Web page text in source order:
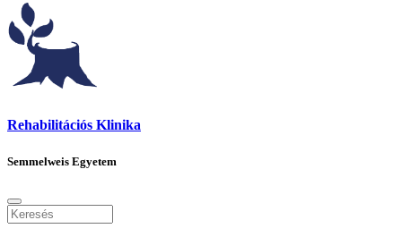
Rehabilitációs Klinika
Semmelweis Egyetem